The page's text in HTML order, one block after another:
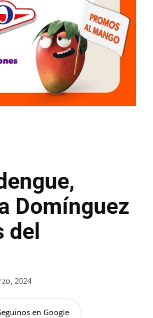
Domínguez
del
2024
en Google